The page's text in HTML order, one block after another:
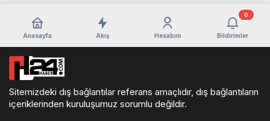
Anasayfa Akış Hesabım Bildirimler
0
Sitemizdeki dış bağlantılar referans amaçlıdır, dış bağlantıların
içeriklerinden kuruluşumuz sorumlu değildir.